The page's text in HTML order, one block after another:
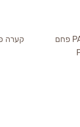
קערה פורצלן 20 ס"מ PANIO פחם